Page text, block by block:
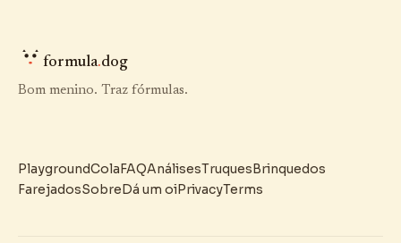
formula.dog
Bom menino. Traz fórmulas.
PlaygroundColaFAQAnálisesTruquesBrinquedos
FarejadosSobreDá um oiPrivacyTerms